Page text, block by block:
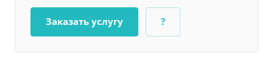
Заказать услугу ?